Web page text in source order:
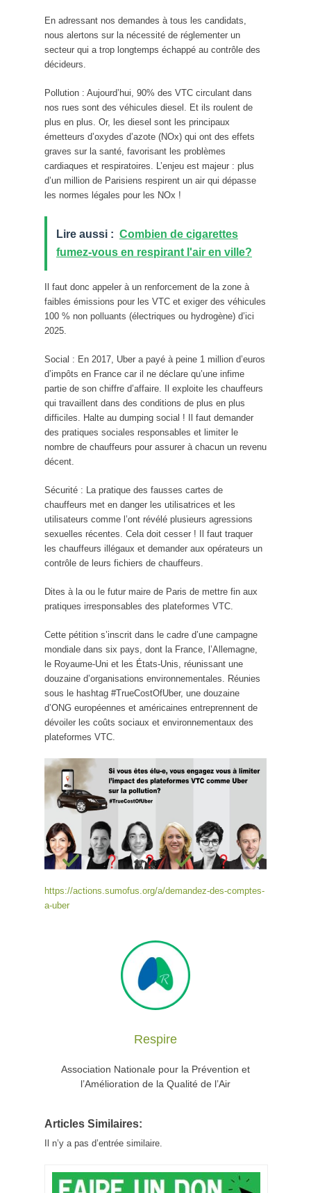
En adressant nos demandes à tous les candidats,
nous alertons sur la nécessité de réglementer un
secteur qui a trop longtemps échappé au contrôle des
décideurs.
Pollution : Aujourd’hui, 90% des VTC circulant dans
nos rues sont des véhicules diesel. Et ils roulent de
plus en plus. Or, les diesel sont les principaux
émetteurs d’oxydes d’azote (NOx) qui ont des effets
graves sur la santé, favorisant les problèmes
cardiaques et respiratoires. L’enjeu est majeur : plus
d’un million de Parisiens respirent un air qui dépasse
les normes légales pour les NOx !
Lire aussi : Combien de cigarettes
fumez-vous en respirant l'air en ville?
Il faut donc appeler à un renforcement de la zone à
faibles émissions pour les VTC et exiger des véhicules
100 % non polluants (électriques ou hydrogène) d’ici
2025.
Social : En 2017, Uber a payé à peine 1 million d’euros
d’impôts en France car il ne déclare qu’une infime
partie de son chiffre d’affaire. Il exploite les chauffeurs
qui travaillent dans des conditions de plus en plus
difficiles. Halte au dumping social ! Il faut demander
des pratiques sociales responsables et limiter le
nombre de chauffeurs pour assurer à chacun un revenu
décent.
Sécurité : La pratique des fausses cartes de
chauffeurs met en danger les utilisatrices et les
utilisateurs comme l’ont révélé plusieurs agressions
sexuelles récentes. Cela doit cesser ! Il faut traquer
les chauffeurs illégaux et demander aux opérateurs un
contrôle de leurs fichiers de chauffeurs.
Dites à la ou le futur maire de Paris de mettre fin aux
pratiques irresponsables des plateformes VTC.
Cette pétition s’inscrit dans le cadre d’une campagne
mondiale dans six pays, dont la France, l’Allemagne,
le Royaume-Uni et les États-Unis, réunissant une
douzaine d’organisations environnementales. Réunies
sous le hashtag #TrueCostOfUber, une douzaine
d’ONG européennes et américaines entreprennent de
dévoiler les coûts sociaux et environnementaux des
plateformes VTC.
https://actions.sumofus.org/a/demandez-des-comptes-
a-uber
Respire
Association Nationale pour la Prévention et
l’Amélioration de la Qualité de l’Air
Articles Similaires:
Il n’y a pas d’entrée similaire.